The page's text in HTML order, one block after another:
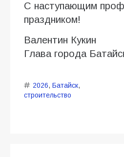
С наступающим
праздником!
Валентин Кукин
Глава города
2026, Батайск,
строительство